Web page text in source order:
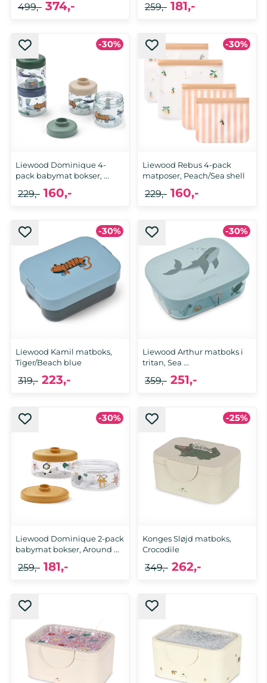
374,-
499,- 181,-
259,-
-30%
Liewood Dominique 4-
pack babymat bokser, ...
160,-
229,-
-30%
Liewood Rebus 4-pack
matposer, Peach/Sea shell
160,-
229,-
-30%
Liewood Kamil matboks,
Tiger/Beach blue
223,-
319,-
-30%
Liewood Arthur matboks i
tritan, Sea ...
251,-
359,-
-30%
Liewood Dominique 2-pack
babymat bokser, Around ...
181,-
259,-
-25%
Konges Sløjd matboks,
Crocodile
262,-
349,-